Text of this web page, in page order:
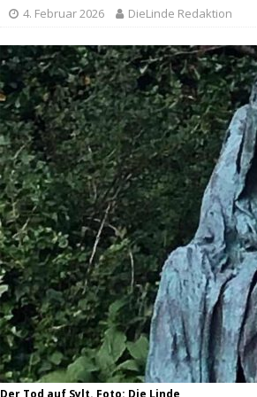
4. Februar 2026 DieLinde Redaktion
Der Tod auf Sylt. Foto: Die Linde